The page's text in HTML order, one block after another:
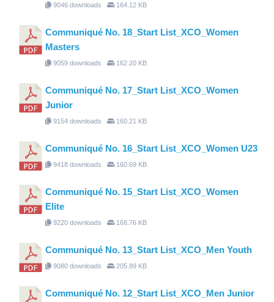
9046 downloads 164.12 KB
Communiqué No. 18_Start List_XCO_Women
Masters
9059 downloads 162.20 KB
Communiqué No. 17_Start List_XCO_Women
Junior
9154 downloads 160.21 KB
Communiqué No. 16_Start List_XCO_Women U23
9418 downloads 160.69 KB
Communiqué No. 15_Start List_XCO_Women
Elite
9220 downloads 168.76 KB
Communiqué No. 13_Start List_XCO_Men Youth
9080 downloads 205.89 KB
Communiqué No. 12_Start List_XCO_Men Junior